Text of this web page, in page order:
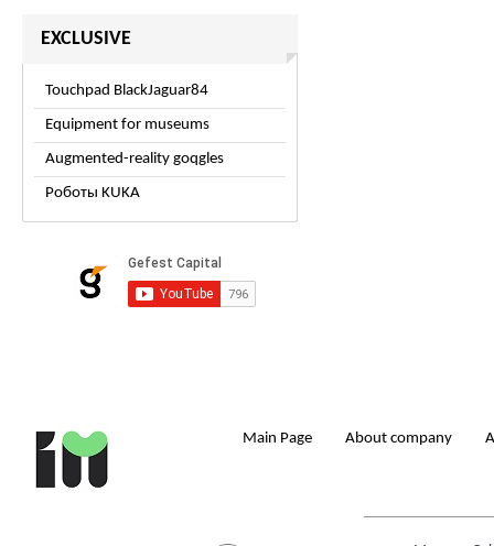
EXCLUSIVE
Touchpad BlackJaguar84
Equipment for museums
Augmented-reality goqgles
Роботы KUKA
Main Page About company